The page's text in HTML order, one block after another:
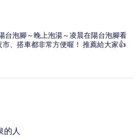
台泡腳～晚上泡湯～凌晨在陽台泡腳看
、搭車都非常方便喔！ 推薦給大家👍
的人